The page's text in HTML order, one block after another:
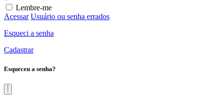
Lembre-me
Acessar Usuário ou senha errados
Esqueci a senha
Cadastrar
Esqueceu a senha?